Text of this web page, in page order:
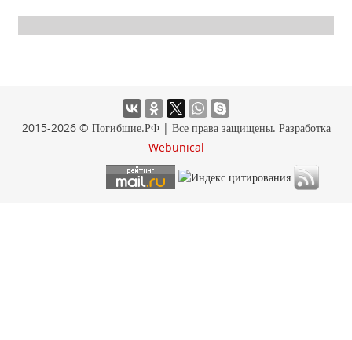
2015-2026 © Погибшие.РФ | Все права защищены. Разработка
Webunical